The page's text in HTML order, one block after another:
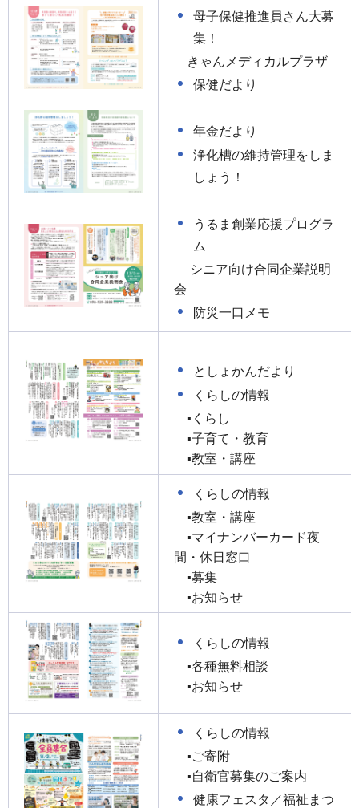
母子保健推進員さん大募
集！
きゃんメディカルプラザ
保健だより
年金だより
浄化槽の維持管理をしま
しょう！
うるま創業応援プログラ
ム
シニア向け合同企業説明
会
防災一口メモ
としょかんだより
くらしの情報
▪くらし
▪子育て・教育
▪教室・講座
くらしの情報
▪教室・講座
▪マイナンバーカード夜
間・休日窓口
▪募集
▪お知らせ
くらしの情報
▪各種無料相談
▪お知らせ
くらしの情報
▪ご寄附
▪自衛官募集のご案内
健康フェスタ／福祉まつ